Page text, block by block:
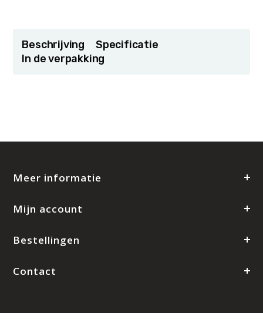
Beschrijving
Specificatie
In de verpakking
Meer informatie
Mijn account
Bestellingen
Contact